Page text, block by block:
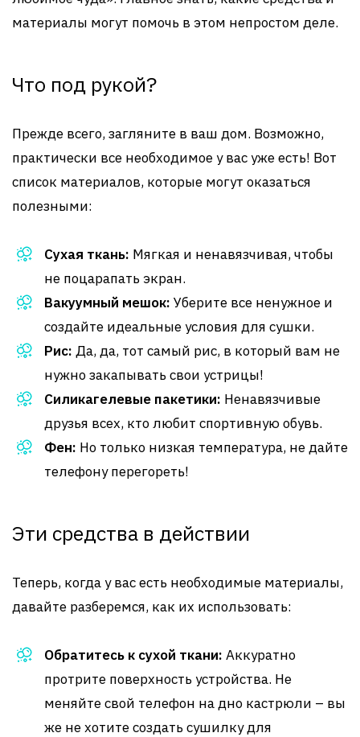
материалы могут помочь в этом непростом деле.
Что под рукой?
Прежде всего, загляните в ваш дом. Возможно,
практически все необходимое у вас уже есть! Вот
список материалов, которые могут оказаться
полезными:
Сухая ткань: Мягкая и ненавязчивая, чтобы
не поцарапать экран.
Вакуумный мешок: Уберите все ненужное и
создайте идеальные условия для сушки.
Рис: Да, да, тот самый рис, в который вам не
нужно закапывать свои устрицы!
Силикагелевые пакетики: Ненавязчивые
друзья всех, кто любит спортивную обувь.
Фен: Но только низкая температура, не дайте
телефону перегореть!
Эти средства в действии
Теперь, когда у вас есть необходимые материалы,
давайте разберемся, как их использовать:
Обратитесь к сухой ткани: Аккуратно
протрите поверхность устройства. Не
меняйте свой телефон на дно кастрюли – вы
же не хотите создать сушилку для